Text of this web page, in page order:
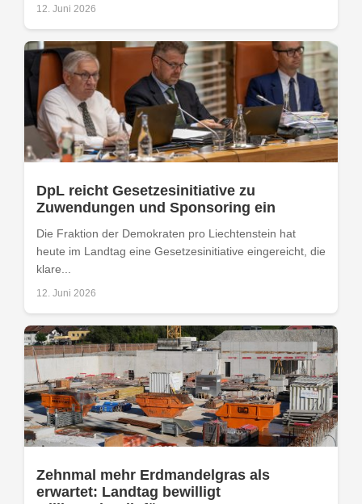
12. Juni 2026
DpL reicht Gesetzesinitiative zu
Zuwendungen und Sponsoring ein
Die Fraktion der Demokraten pro Liechtenstein hat
heute im Landtag eine Gesetzesinitiative eingereicht, die
klare...
12. Juni 2026
Zehnmal mehr Erdmandelgras als
erwartet: Landtag bewilligt